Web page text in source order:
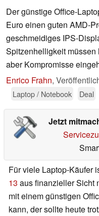
Der günstige Office-
Euro einen guten AMD-
geschmeidiges IPS-
Spitzenhelligkeit
aber Kompromisse
Enrico Frahn,
Laptop / Notebook Deal
Jetzt
Für viele Laptop-Käufer
13 aus finanzieller Sicht
mit einem günstigen
kann, der sollte heute